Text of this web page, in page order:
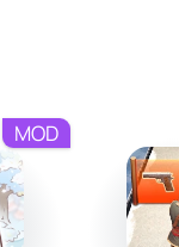
оформлению,
Звуковое
шин и
игрового
MOD